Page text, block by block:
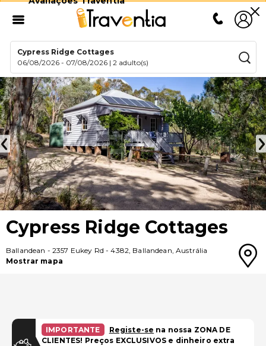
Cypress Ridge Cottages
06/08/2026 - 07/08/2026 |2 adulto(s)
Cypress Ridge Cottages
Ballandean - 2357 Eukey Rd -4382, Ballandean,Austrália
Mostrar mapa
IMPORTANTE Registe-se na nossa ZONA DE
CLIENTES! Preços EXCLUSIVOS e dinheiro extra